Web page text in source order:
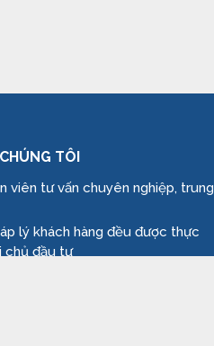
TÔI
viên tư vấn chuyên nghiệp, trung
lý khách hàng đều được thực
chủ đầu tư